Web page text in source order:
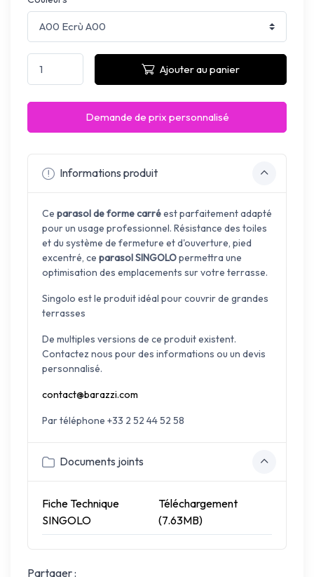
Ajouter au panier
Demande de prix personnalisé
Informations produit
Ce parasol de forme carréest parfaitement adapté
pour un usage professionnel. Résistance des toiles
et du système de fermeture et d'ouverture, pied
excentré, ce parasol SINGOLOpermettra une
optimisation des emplacements sur votre terrasse.
Singolo est le produit idéal pour couvrir de grandes
terrasses
De multiples versions de ce produit existent.
Contactez nous pour des informations ou un devis
personnalisé.
contact@barazzi.com
Par téléphone +33 2 52 44 52 58
Documents joints
Fiche Technique
SINGOLO
Téléchargement
(7.63MB)
Partager :